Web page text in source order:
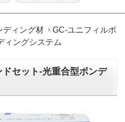
ディング材
GC-ユニフィルボ
ィングシステム
セット-光重合型ボンデ